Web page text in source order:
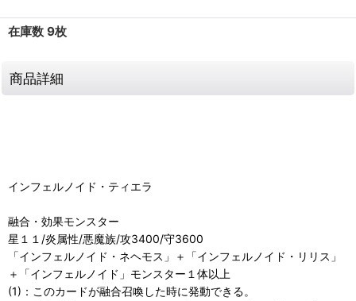
在庫数 9枚
商品詳細
インフェルノイド・ティエラ
融合・効果モンスター
星１１/炎属性/悪魔族/攻3400/守3600
「インフェルノイド・ネヘモス」＋「インフェルノイド・リリス」
＋「インフェルノイド」モンスター１体以上
(1)：このカードが融合召喚した時に発動できる。